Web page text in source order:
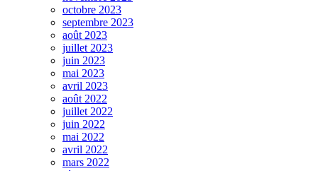
octobre 2023
septembre 2023
août 2023
juillet 2023
juin 2023
mai 2023
avril 2023
août 2022
juillet 2022
juin 2022
mai 2022
avril 2022
mars 2022